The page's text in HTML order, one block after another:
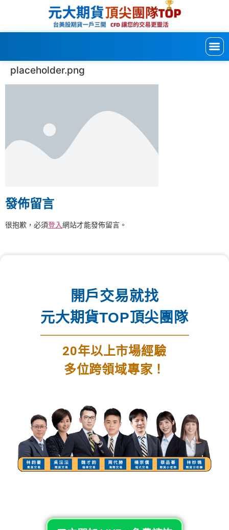
placeholder.png
發佈留言
很抱歉，必須登入網站才能發佈留言。
開戶交易就找
元大期貨TOP頂尖團隊
20年以上市場經驗
多位跨領域專家！